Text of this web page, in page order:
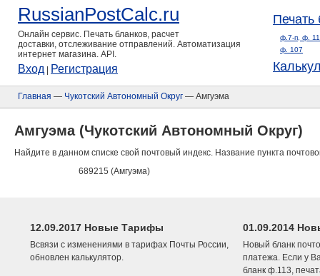
RussianPostCalc.ru
Онлайн сервис. Печать бланков, расчет
доставки, отслеживание отправлений. Автоматизация
интернет магазина. API.
Вход Регистрация
Печать
ф.7-п, ф.
ф. 107
Главная — Чукотский Автономный Округ — Амгуэма
Амгуэма (Чукотский Автономный Округ)
Найдите в данном списке свой почтовый индекс. Название пункта
689215 (Амгуэма)
12.09.2017 Новые Тарифы
Всвязи с изменениями в тарифах Почты России,
обновлен калькулятор.
01.09.2014
Новый бланк
платежа. Если у
бланк ф.113,